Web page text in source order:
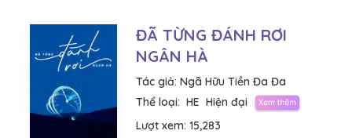
ĐÃ TỪNG ĐÁNH RƠI
NGÂN HÀ
Tác giả: Ngã Hữu Tiền Đa Đa
Thể loại: HE Hiện đại
Lượt xem: 15,283